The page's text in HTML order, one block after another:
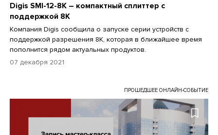
Digis SMI-12-8K – компактный сплиттер с
поддержкой 8К
Компания Digis сообщила о запуске серии устройств с
поддержкой разрешения 8К, которая в ближайшее время
пополнится рядом актуальных продуктов.
07 декабря 2021
ПРОШЕДШЕЕ ОНЛАЙН-СОБЫТИЕ